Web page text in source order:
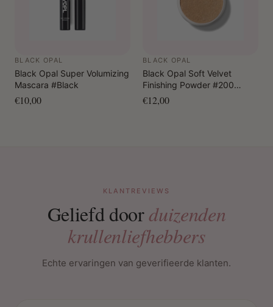
BLACK OPAL
Black Opal Super Volumizing
Mascara #Black
€10,00
BLACK OPAL
Black Opal Soft Velvet
Finishing Powder #200
Neutral Light
€12,00
KLANTREVIEWS
Geliefd doorduizenden
krullenliefhebbers
Echte ervaringen van geverifieerde klanten.